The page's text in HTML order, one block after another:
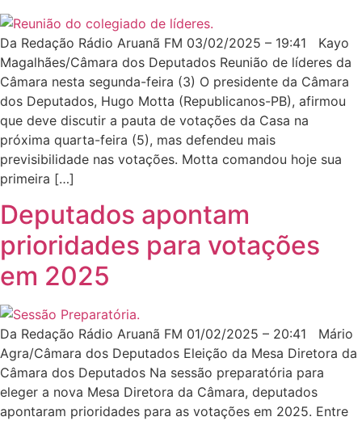
Da Redação Rádio Aruanã FM 03/02/2025 – 19:41 Kayo
Magalhães/Câmara dos Deputados Reunião de líderes da
Câmara nesta segunda-feira (3) O presidente da Câmara
dos Deputados, Hugo Motta (Republicanos-PB), afirmou
que deve discutir a pauta de votações da Casa na
próxima quarta-feira (5), mas defendeu mais
previsibilidade nas votações. Motta comandou hoje sua
primeira […]
Deputados apontam
prioridades para votações
em 2025
Da Redação Rádio Aruanã FM 01/02/2025 – 20:41 Mário
Agra/Câmara dos Deputados Eleição da Mesa Diretora da
Câmara dos Deputados Na sessão preparatória para
eleger a nova Mesa Diretora da Câmara, deputados
apontaram prioridades para as votações em 2025. Entre